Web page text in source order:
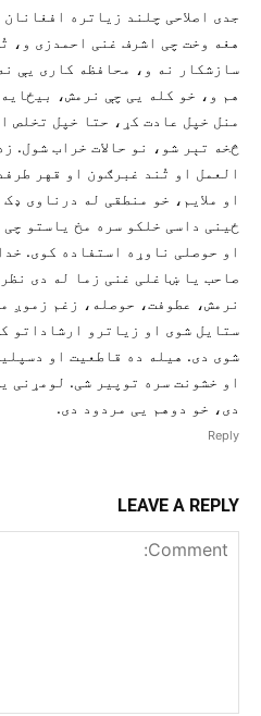
جدی اصلاحی چلند زیاتره افغانان
هغه وخت چی اشرف غنی احمدزی و،
سازشکار نه و، محافظه کاری یې
هم و، خو کله یی چې نرمش،
منل خپل عادت کړ، حتا خپل تخلص
څخه تېر شو، نو حالات خراب شول.
العمل او تُند غبرګون او قهر
او ملایم، خو منطقی له درناوی
ځینی داسی خلکو سره مخ یاستو
او حوصلی ناوړه استفاده کوی.
صاحب یا ښاغلی غنی زما له دی
نرمش، عطوفت، حوصله، زغم زموږ
ستایل شوی او زیاترو ارشاداتو
شوی دی. هیله ده قاطعیت او
او خشونت سره توپیر شی. لومړنی
دی، خو دوهم یی مردود دی.
Reply
LEAVE A REPLY